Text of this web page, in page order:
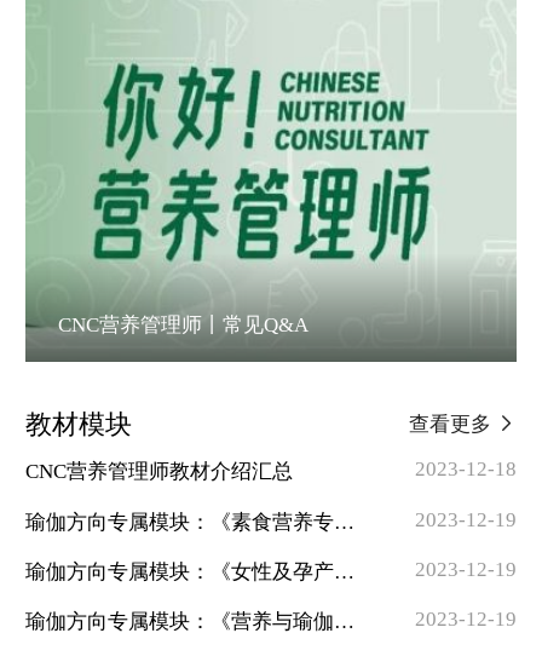
CNC营养管理师丨常见Q&A
教材模块 查看更多
CNC营养管理师教材介绍汇总 2023-12-18
瑜伽方向专属模块：《素食营养专题》 2023-12-19
瑜伽方向专属模块：《女性及孕产营养专题》 2023-12-19
瑜伽方向专属模块：《营养与瑜伽习练专题》 2023-12-19